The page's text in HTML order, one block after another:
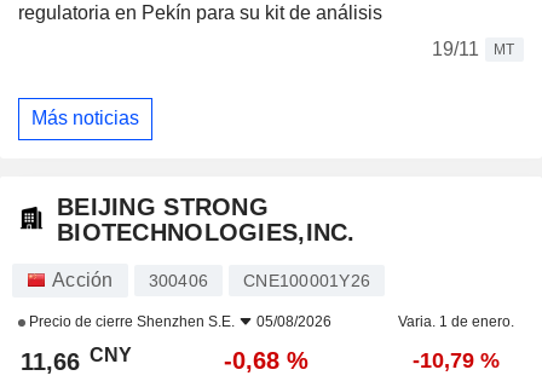
regulatoria en Pekín para su kit de análisis
19/11
MT
Más noticias
BEIJING STRONG
BIOTECHNOLOGIES,INC.
Acción 300406 CNE100001Y26
Precio de cierre Shenzhen S.E. 05/08/2026 Varia. 1 de enero.
11,66 CNY -0,68 % -10,79 %